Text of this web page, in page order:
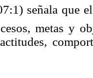
señala que
metas y